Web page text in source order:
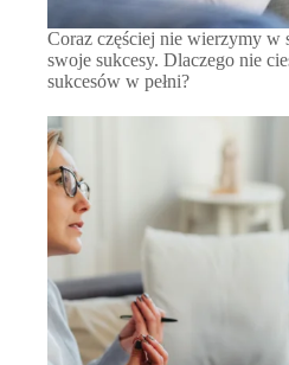
Coraz częściej nie wierzymy w
swoje sukcesy. Dlaczego nie
sukcesów w pełni?